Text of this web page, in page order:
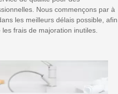
Nous commençons par à
les meilleurs délais possible, afin
frais de majoration inutiles.